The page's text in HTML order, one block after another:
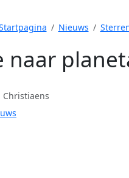
Nieuws
naar
Christiaens